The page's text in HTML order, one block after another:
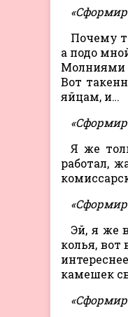
Почему
а подо
Молниями
Вот
яйцам, и…
Я же
работал,
Эй, я же
колья,
камешек